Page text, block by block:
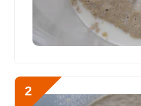
Калий
Кальций
2